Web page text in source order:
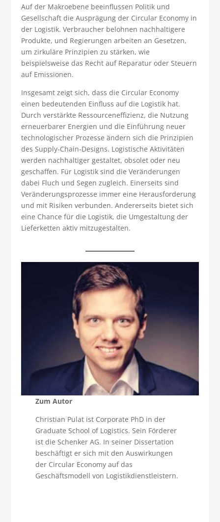
Auf der Makroebene beeinflussen Politik und
Gesellschaft die Ausprägung der Circular Economy in
der Logistik. Verbraucher belohnen nachhaltigere
Produkte, und Regierungen arbeiten an Gesetzen,
um zirkuläre Prinzipien zu stärken, wie
beispielsweise das Recht auf Reparatur oder Steuern
auf Emissionen.
Insgesamt zeigt sich, dass die Circular Economy
einen bedeutenden Einfluss auf die Logistik hat.
Durch verstärkte Ressourceneffizienz, die Nutzung
erneuerbarer Energien und die Einführung neuer
technologischer Prozesse ändern sich die Prinzipien
des Supply-Chain-Designs. Logistische Aktivitäten
werden nachhaltiger gestaltet, obsolet oder neu
geschaffen. Für Logistik sind die Veränderungen
dabei Fluch und Segen zugleich. Einerseits sind
Veränderungsprozesse immer eine Herausforderung
und mit Risiken verbunden. Andererseits bietet sich
eine Chance für die Logistik, die Umgestaltung der
Lieferketten aktiv mitzugestalten.
Zum Autor
Christian Pulat ist Corporate PhD in der
Graduate School of Logistics. Sein Förderer
ist die Schenker AG. In seiner Dissertation
beschäftigt er sich mit den Auswirkungen
der Circular Economy auf das
Geschäftsmodell von Logistikdienstleistern.